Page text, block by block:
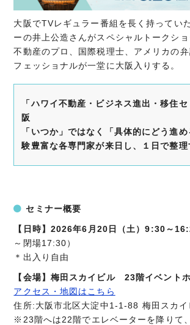
大阪でTVレギュラー番組を長く持ってい
ーの井上公造さんがスペシャルトークシ
不動産のプロ、国際税理士、アメリカの
フェッショナルが一堂に大阪入りする。
「ハワイ不動産・ビジネス進出・移住
阪
「いつか」ではなく「具体的にどう進
験豊富な各専門家が来日し、１日で整理
セミナー概要
【日時】2026年6月20日（土）9:30～
～閉場17:30）
＊出入り自由
【会場】 梅田スカイビル 23階イベント
アクセス・地図はこちら
住所:大阪市北区大淀中1-1-88 梅田スカ
※23階へは22階でエレベーターを降りて